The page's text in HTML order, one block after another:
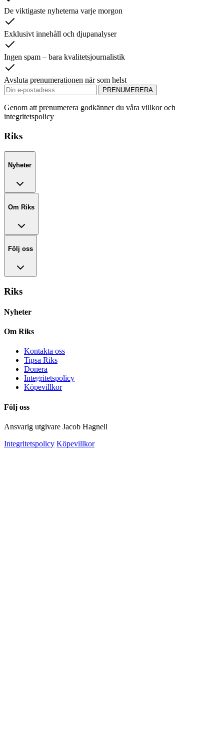
De viktigaste nyheterna varje morgon
Exklusivt innehåll och djupanalyser
Ingen spam – bara kvalitetsjournalistik
Avsluta prenumerationen när som helst
PRENUMERERA
Genom att prenumerera godkänner du våra villkor och
integritetspolicy
Riks
Nyheter
Om Riks
Följ oss
Riks
Nyheter
Om Riks
Kontakta oss
Tipsa Riks
Donera
Integritetspolicy
Köpevillkor
Följ oss
Ansvarig utgivare Jacob Hagnell
Integritetspolicy Köpevillkor